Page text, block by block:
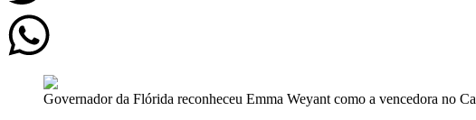
Governador da Flórida reconheceu Emma Weyant como a vencedora no